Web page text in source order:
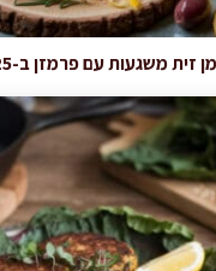
משגעות עם פרמזן ב-25 דקות